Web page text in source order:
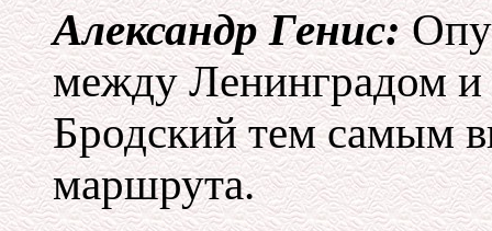
Александр Генис:
между Ленинградом
Бродский тем самым
маршрута.